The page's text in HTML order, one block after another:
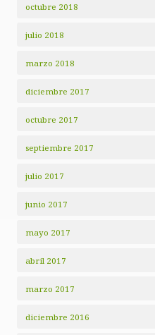
octubre 2018
julio 2018
marzo 2018
diciembre 2017
octubre 2017
septiembre 2017
julio 2017
junio 2017
mayo 2017
abril 2017
marzo 2017
diciembre 2016